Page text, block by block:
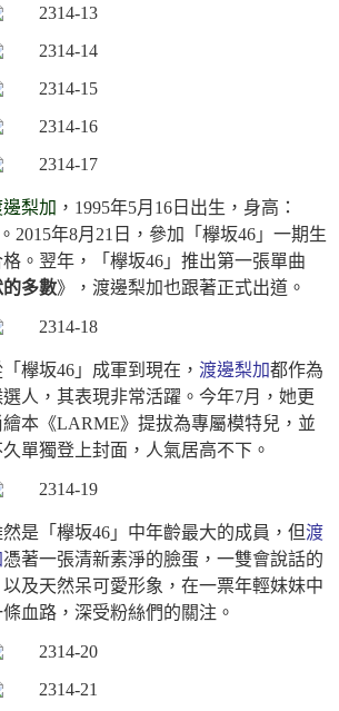
梨加 ，1995年5月16日出生，身高：
2015年8月21日，參加「欅坂46」一期生
。翌年，「欅坂46」推出第一張單曲
多數》，渡邊梨加也跟著正式出道。
「欅坂46」成軍到現在， 渡邊梨加都作為
選人，其表現非常活躍。今年7月，她更
本《LARME》提拔為專屬模特兒，並
單獨登上封面，人氣居高不下。
然是「欅坂46」中年齡最大的成員，但渡
憑著一張清新素淨的臉蛋，一雙會說話的
以及天然呆可愛形象，在一票年輕妹妹中
血路，深受粉絲們的關注。